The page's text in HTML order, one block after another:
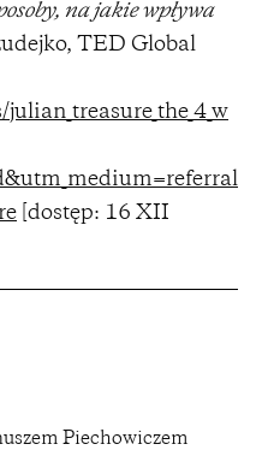
na jakie wpływa
TED Global
[dostęp: 16 XII
Piechowiczem